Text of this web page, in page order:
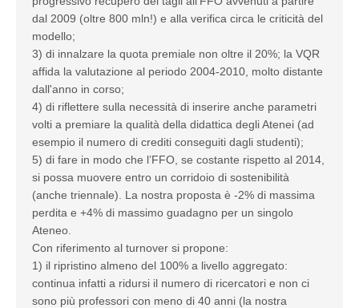
dal 2009 (oltre 800 mln!) e alla verifica circa le criticità del
modello;
3) di innalzare la quota premiale non oltre il 20%; la VQR
affida la valutazione al periodo 2004-2010, molto distante
dall'anno in corso;
4) di riflettere sulla necessità di inserire anche parametri
volti a premiare la qualità della didattica degli Atenei (ad
esempio il numero di crediti conseguiti dagli studenti);
5) di fare in modo che l’FFO, se costante rispetto al 2014,
si possa muovere entro un corridoio di sostenibilità
(anche triennale). La nostra proposta è -2% di massima
perdita e +4% di massimo guadagno per un singolo
Ateneo.
Con riferimento al turnover si propone:
1) il ripristino almeno del 100% a livello aggregato:
continua infatti a ridursi il numero di ricercatori e non ci
sono più professori con meno di 40 anni (la nostra